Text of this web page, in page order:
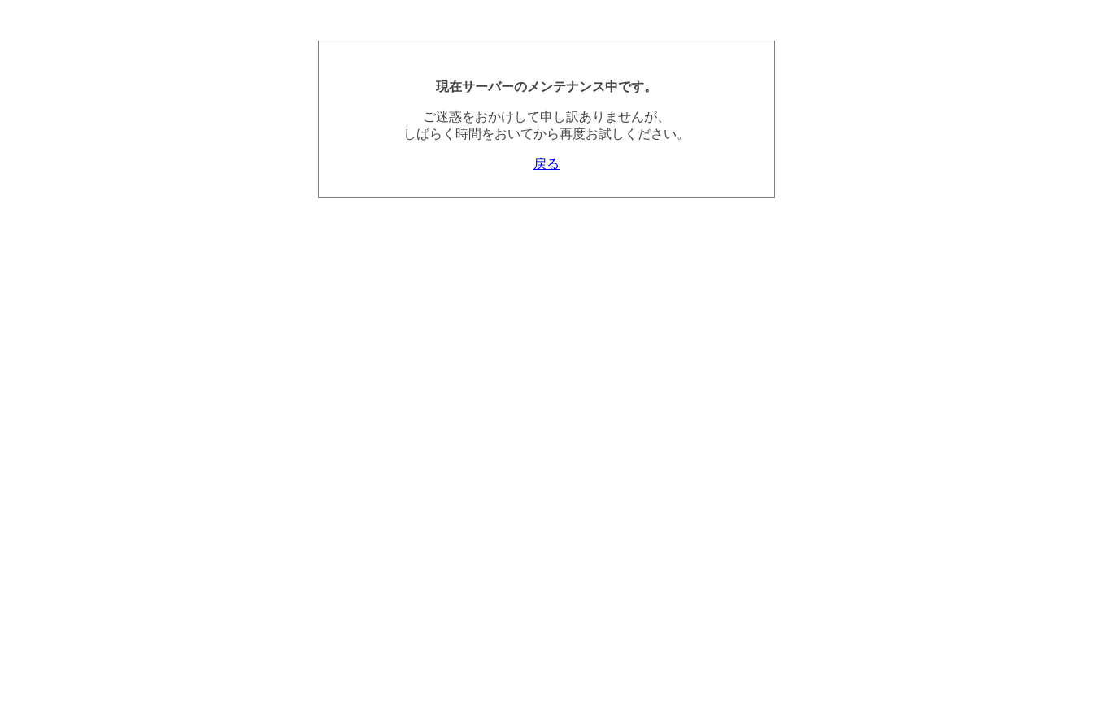
現在サーバーのメンテナンス中です。
ご迷惑をおかけして申し訳ありませんが、
しばらく時間をおいてから再度お試しください。
戻る